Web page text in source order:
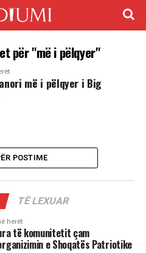
për "më i pëlqyer"
më i pëlqyer i Big
POSTIME
TË LEXUAR
herët
të komunitetit çam
e Shoqatës Patriotike